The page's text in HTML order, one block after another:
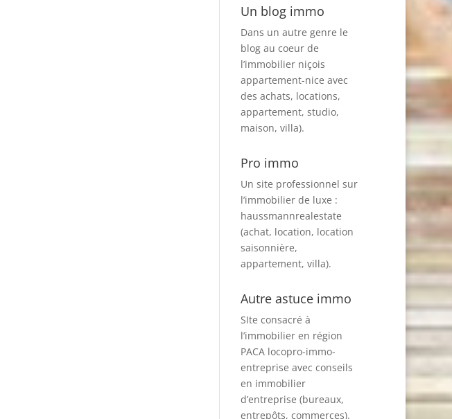
Un blog immo
Dans un autre genre le
blog au coeur de
l’immobilier niçois
appartement-nice avec
des achats, locations,
appartement, studio,
maison, villa).
Pro immo
Un site professionnel sur
l’immobilier de luxe :
haussmannrealestate
(achat, location, location
saisonnière,
appartement, villa).
Autre astuce immo
SIte consacré à
l’immobilier en région
PACA locopro-immo-
entreprise avec conseils
en immobilier
d’entreprise (bureaux,
entrepôts, commerces).